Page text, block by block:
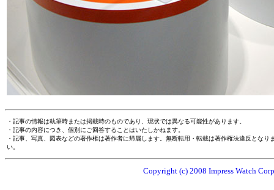
・記事の情報は執筆時または掲載時のものであり、現状では異なる可能性があります。
・記事の内容につき、個別にご回答することはいたしかねます。
・記事、写真、図表などの著作権は著作者に帰属します。無断転用・転載は著作権法違反とな
い。
Copyright (c) 2008 Impress Watch